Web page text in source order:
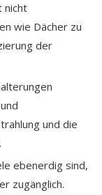
nicht
wie Dächer zu
der
und die
ebenerdig sind,
zugänglich.